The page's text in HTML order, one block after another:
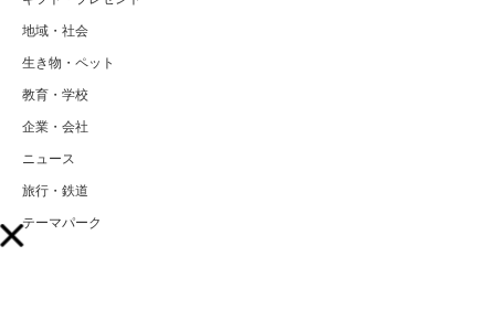
地域・社会
生き物・ペット
教育・学校
企業・会社
ニュース
旅行・鉄道
テーマパーク